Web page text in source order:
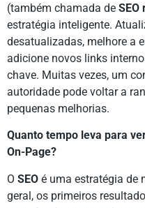
(também chamada de SEO
estratégia inteligente.
desatualizadas, melhore a
adicione novos links
chave. Muitas vezes, um
autoridade pode voltar a
pequenas melhorias.
Quanto tempo leva para
On-Page?
O SEO é uma estratégia de
geral, os primeiros